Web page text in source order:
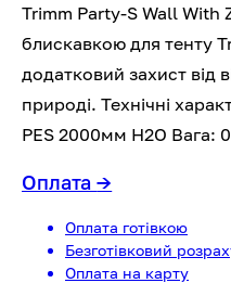
Trimm Party-S Wall With
блискавкою для тенту
додатковий захист від
природі. Технічні
PES 2000мм H2O Вага:
Оплата→
Оплата готівкою
Безготівковий
Оплата на карту